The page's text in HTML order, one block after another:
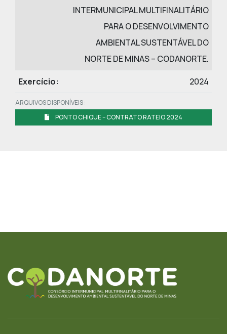
INTERMUNICIPAL MULTIFINALITÁRIO
PARA O DESENVOLVIMENTO
AMBIENTAL SUSTENTÁVEL DO
NORTE DE MINAS – CODANORTE.
Exercício: 2024
ARQUIVOS DISPONÍVEIS :
PONTO CHIQUE – CONTRATO RATEIO 2024